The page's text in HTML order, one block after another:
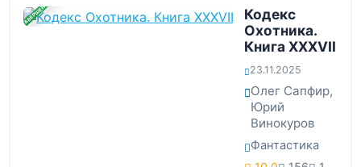
ЗАВЕРШЕНА
Кодекс
Охотника.
Книга XXXVII
23.11.2025
Олег Сапфир,
Юрий
Винокуров
Фантастика